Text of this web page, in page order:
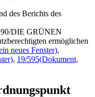
des Berichts des
DIE GRÜNEN
ermöglichen
neues Fenster),
, 19/595(Dokument,